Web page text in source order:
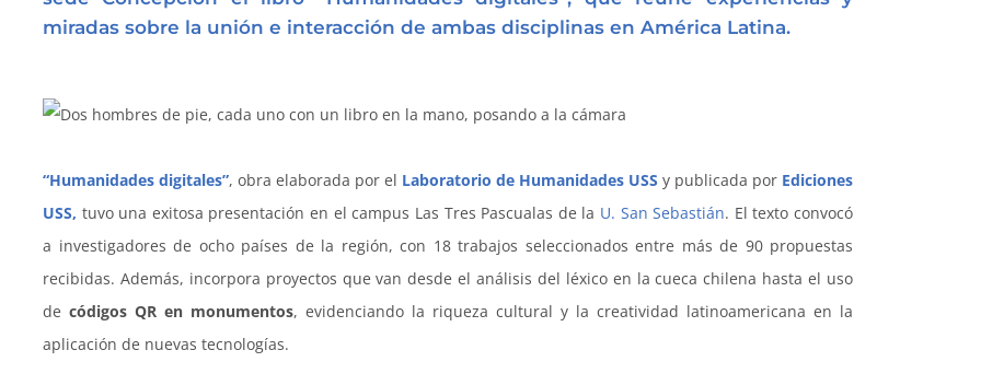
miradas sobre la unión e interacción de ambas disciplinas en América Latina.
“Humanidades digitales”, obra elaborada por el Laboratorio de Humanidades USS y publicada por Ediciones
USS, tuvo una exitosa presentación en el campus Las Tres Pascualas de la U. San Sebastián. El texto convocó
a investigadores de ocho países de la región, con 18 trabajos seleccionados entre más de 90 propuestas
recibidas. Además, incorpora proyectos que van desde el análisis del léxico en la cueca chilena hasta el uso
de códigos QR en monumentos, evidenciando la riqueza cultural y la creatividad latinoamericana en la
aplicación de nuevas tecnologías.